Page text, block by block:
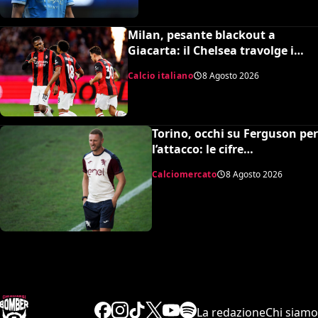
Milan, pesante blackout a
Giacarta: il Chelsea travolge i
rossoneri 3-0 in amichevole
Calcio italiano 8 Agosto 2026
Torino, occhi su Ferguson per
l’attacco: le cifre
Calciomercato 8 Agosto 2026
La redazioneChi siamo